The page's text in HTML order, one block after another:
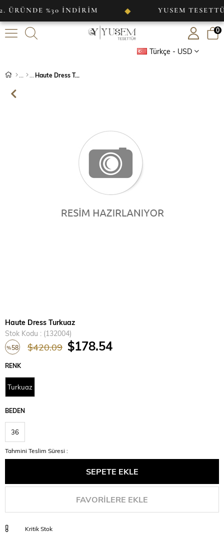
%30 İNDİRİM YUSEM TESETTÜR
Türkçe - USD
0
Haute Dress Turkuaz
Haute Dress Turkuaz
Stok Kodu
(132004)
%58
İndirim
$420.09 $178.54
RENK
Turkuaz
BEDEN
36
Tahmini Teslim Süresi :
FAVORILERE EKLE
Kritik Stok